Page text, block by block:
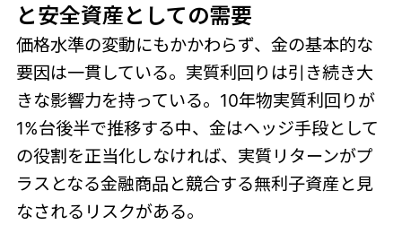
と安全資産としての需要
価格水準の変動にもかかわらず、金の基本的な
要因は一貫している。実質利回りは引き続き大
きな影響力を持っている。10年物実質利回りが
1%台後半で推移する中、金はヘッジ手段として
の役割を正当化しなければ、実質リターンがプ
ラスとなる金融商品と競合する無利子資産と見
なされるリスクがある。